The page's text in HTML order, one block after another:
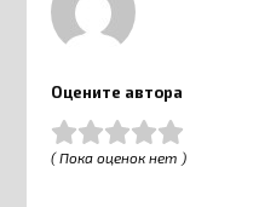
Оцените автора
( Пока оценок нет )